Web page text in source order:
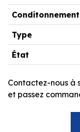
Conditonnement
Type
État
Contactez-nous à
et passez